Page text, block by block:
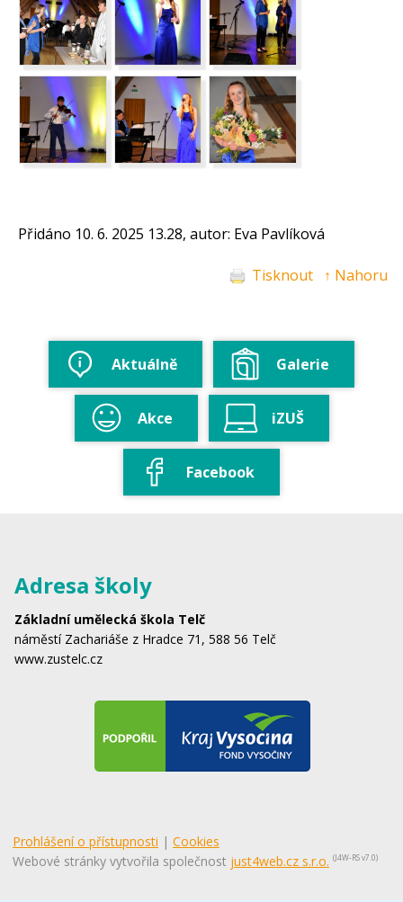
Přidáno 10. 6. 2025 13.28, autor: Eva Pavlíková
Tisknout ↑ Nahoru
Aktuálně Galerie
Akce iZUŠ
Facebook
Adresa školy
Základní umělecká škola Telč
náměstí Zachariáše z Hradce 71, 588 56 Telč
www.zustelc.cz
Prohlášení o přístupnosti | Cookies
Webové stránky vytvořila společnost just4web.cz s.r.o. (J4W-RS v7.0)